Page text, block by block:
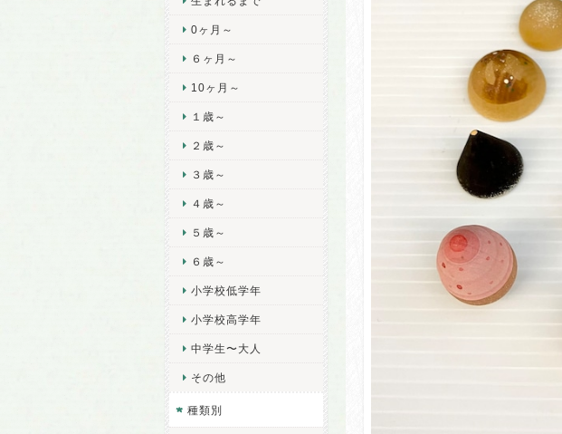
0ヶ月～
６ヶ月～
10ヶ月～
１歳～
２歳～
３歳～
４歳～
５歳～
６歳～
小学校低学年
小学校高学年
中学生〜大人
その他
種類別